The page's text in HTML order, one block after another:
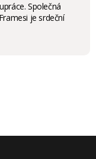
Společná
je srdeční